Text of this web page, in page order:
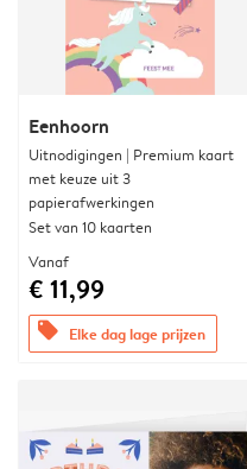
Eenhoorn
Uitnodigingen | Premium kaart
met keuze uit 3
papierafwerkingen
Set van 10 kaarten
Vanaf
€ 11,99
offers Elke dag lage prijzen